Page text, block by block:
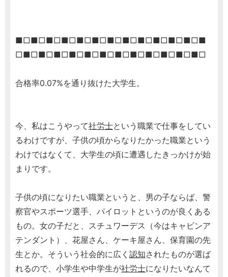
■□■□■□■□■□■□■□■□■□■□■□■□■
□■□■□■□■□■□■□■□■□■□■□■□■□
合格率0.07%を通り抜けた大学生。
今、私はこうやって社労士という職業で仕事をしてい
るわけですが、子供の頃からなりたかった職業という
わけではなくて、大学生の頃に遭遇したきっかけが始
まりです。
子供の頃になりたい職業というと、男の子ならば、警
察官やスポーツ選手、パイロットというのが良くある
もの。女の子だと、スチュワーデス（今はキャビンア
テンダント）、花屋さん、ケーキ屋さん、保育園の先
生とか。そういう社会的に広く 認知されたものが選ば
れるので、小学生や中学生が社労士になりたいなんて